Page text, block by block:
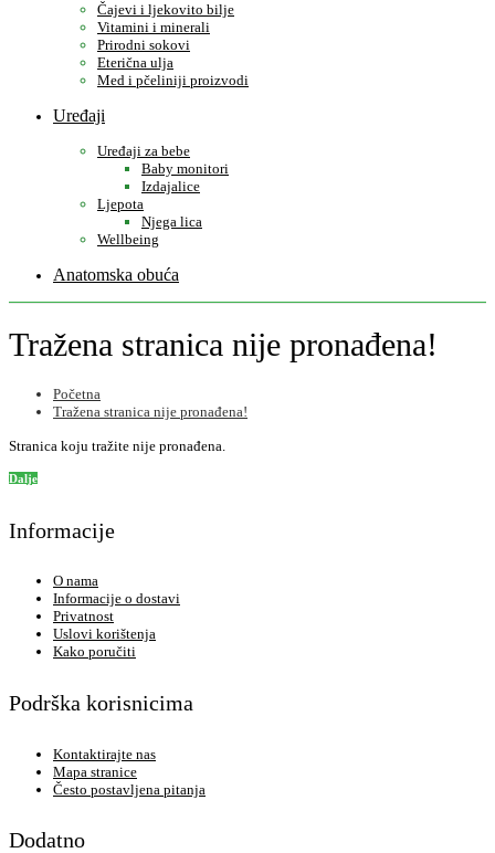
Čajevi i ljekovito bilje
Vitamini i minerali
Prirodni sokovi
Eterična ulja
Med i pčeliniji proizvodi
Uređaji
Uređaji za bebe
Baby monitori
Izdajalice
Ljepota
Njega lica
Wellbeing
Anatomska obuća
Tražena stranica nije pronađena!
Početna
Tražena stranica nije pronađena!
Stranica koju tražite nije pronađena.
Dalje
Informacije
O nama
Informacije o dostavi
Privatnost
Uslovi korištenja
Kako poručiti
Podrška korisnicima
Kontaktirajte nas
Mapa stranice
Često postavljena pitanja
Dodatno